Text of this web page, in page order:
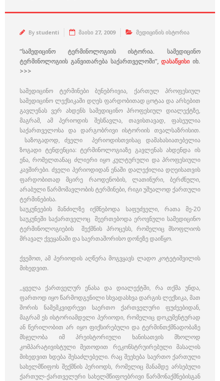
By studenti მაისი 27, 2009 მედიცინის ისტორია
”სამედიცინო ტერმინოლოგიის ისტორია. სამედიცინო
ტერმინოლოგიის განვითარება საქართველოში”,დასაწყისი იხ.
>>>
სამედიცინო ტერმინები ბუნებრივია, ქართულ პროფესიულ
სამედიცინო ლექსიკაში დღეს ფარდობითად ცოტაა და არსებით
გავლენას ვერ ახდენს სამედიცინო პროფესიულ დიალექტზე,
მაგრამ, ამ პერიოდის შესწავლა, თავისთავად, ფასეულია
საქართველოსა და დარგობრივი ისტორიის თვალსაზრისით.
საზოგადოდ, ძველი პერიოდისთვისაც დამახასიათებელია
ზოგადი ტენდენცია: ტერმინოლოგიაზე გავლენას ახდენდა ის
ენა, რომელთანაც ძლიერი იყო კულტურული და პროფესიული
კავშირები. ძველი პერიოდიდან ენაში დალექილია დღეისათვის
ფარდობითად მცირე რაოდენობის, ლათინური, ბერძნული,
არაბული წარმომავლობის ტერმინები, რიგი უშუალოდ ქართული
ტერმინებისა.
საუკუნეების მანძილზე იქმნებოდა საფუძველი, რათა მე-20
საუკუნეში საქართველოც შეერთებოდა ეროვნული სამედიცინო
ტერმინოლოგიების შექმნის პროცესს, რომელიც მსოფლიოს
მრავალ ქვეყანაში და საერთაშორისო დონეზე დაიწყო.
ქვემოთ, ამ პერიოდის აღწერა მოგვყავს ლადო კოტეტიშვილის
მიხედვით.
,,ყველა ქართველურ ენასა და დიალექტში, რა თქმა უნდა,
ფართოდ იყო წარმოდგენილი სხვადასხვა დარგის ლექსიკა, მათ
შორის ნამემკვიდრევი საერთო ქართველური ფუძეებიდან,
მაგრამ ეს ისტორიამდელი პერიოდი, რომელიც დოკუმენტურად
ან წერილობით არ იყო ფიქსირებული და ტერმინთქმნადობაზე
მსჯელობა იმ პრეისტორიული ხანისათვის მხოლოდ
კომპარატივისტული მეთოდით რეკონსტრუირებული მასალის
მიხედვით ხდება შესაძლებელი. რაც შეეხება საერთო ქართული
სახელმწიფოს შექმნის პერიოდს, რომელიც მანამდე არსებული
ქართულ-ქართველური სახელმწიფოებრივი წარმონაქმნებისგან